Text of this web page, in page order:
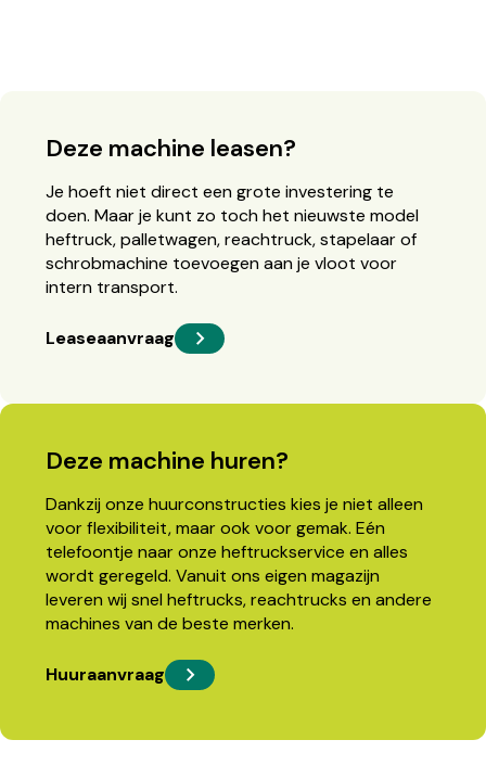
Deze machine leasen?
Je hoeft niet direct een grote investering te
doen. Maar je kunt zo toch het nieuwste model
heftruck, palletwagen, reachtruck, stapelaar of
schrobmachine toevoegen aan je vloot voor
intern transport.
Leaseaanvraag
Deze machine huren?
Dankzij onze huurconstructies kies je niet alleen
voor flexibiliteit, maar ook voor gemak. Eén
telefoontje naar onze heftruckservice en alles
wordt geregeld. Vanuit ons eigen magazijn
leveren wij snel heftrucks, reachtrucks en andere
machines van de beste merken.
Huuraanvraag